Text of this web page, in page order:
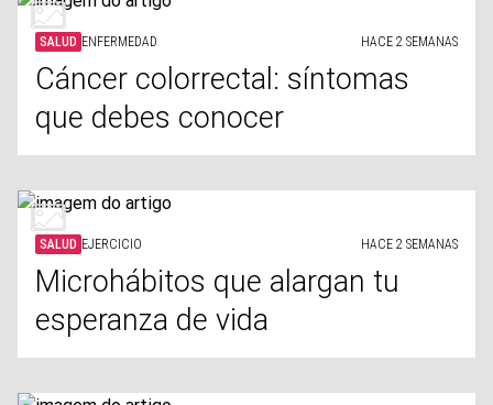
SALUD ENFERMEDAD HACE 2 SEMANAS
Cáncer colorrectal: síntomas
que debes conocer
SALUD EJERCICIO HACE 2 SEMANAS
Microhábitos que alargan tu
esperanza de vida